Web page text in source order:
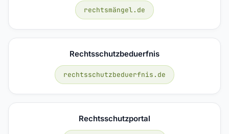
rechtsmängel.de
Rechtsschutzbeduerfnis
rechtsschutzbeduerfnis.de
Rechtsschutzportal